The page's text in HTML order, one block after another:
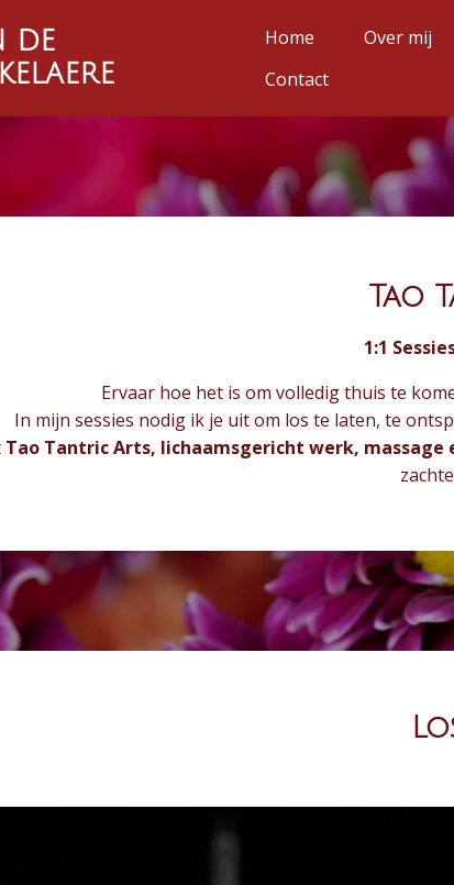
de
Home Over mij
Contact
Tao
1:1
Ervaar hoe het is om volledig thuis te
In mijn sessies nodig ik je uit om los te laten, te
Tao Tantric Arts, lichaamsgericht werk, massage